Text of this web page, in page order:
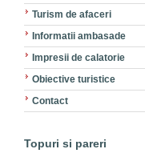
Turism de afaceri
Informatii ambasade
Impresii de calatorie
Obiective turistice
Contact
Topuri si pareri